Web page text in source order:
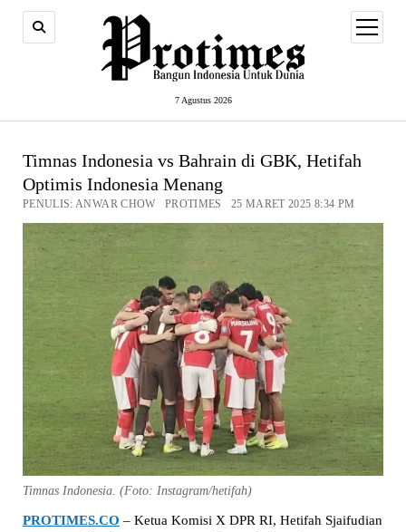
7 Agustus 2026
open
menu
Timnas Indonesia vs Bahrain di GBK, Hetifah
Optimis Indonesia Menang
PENULIS: ANWAR CHOW PROTIMES 25 MARET 2025 8:34 PM
Timnas Indonesia. (Foto: Instagram/hetifah)
PROTIMES.CO – Ketua Komisi X DPR RI, Hetifah Sjaifudian